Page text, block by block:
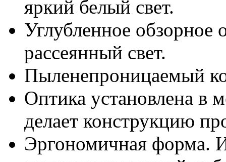
яркий белый свет.
Углубленное обзорное
рассеянный свет.
Пыленепроницаемый
Оптика установлена в
делает конструкцию
Эргономичная форма.